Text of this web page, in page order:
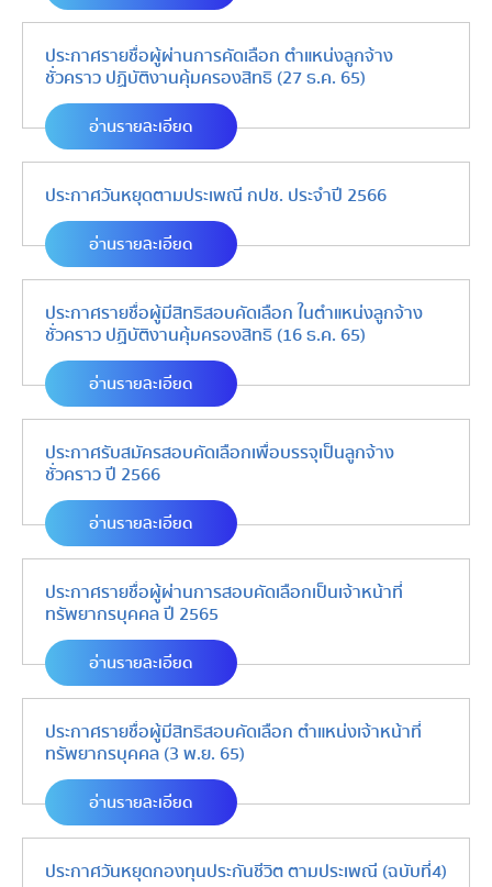
ประกาศรายชื่อผู้ผ่านการคัดเลือก ตำแหน่งลูกจ้าง
ชั่วคราว ปฏิบัติงานคุ้มครองสิทธิ (27 ธ.ค. 65)
อ่านรายละเอียด
ประกาศวันหยุดตามประเพณี กปช. ประจำปี 2566
อ่านรายละเอียด
ประกาศรายชื่อผู้มีสิทธิสอบคัดเลือก ในตำแหน่งลูกจ้าง
ชั่วคราว ปฏิบัติงานคุ้มครองสิทธิ (16 ธ.ค. 65)
อ่านรายละเอียด
ประกาศรับสมัครสอบคัดเลือกเพื่อบรรจุเป็นลูกจ้าง
ชั่วคราว ปี 2566
อ่านรายละเอียด
ประกาศรายชื่อผู้ผ่านการสอบคัดเลือกเป็นเจ้าหน้าที่
ทรัพยากรบุคคล ปี 2565
อ่านรายละเอียด
ประกาศรายชื่อผู้มีสิทธิสอบคัดเลือก ตำแหน่งเจ้าหน้าที่
ทรัพยากรบุคคล (3 พ.ย. 65)
อ่านรายละเอียด
ประกาศวันหยุดกองทุนประกันชีวิต ตามประเพณี (ฉบับที่4)